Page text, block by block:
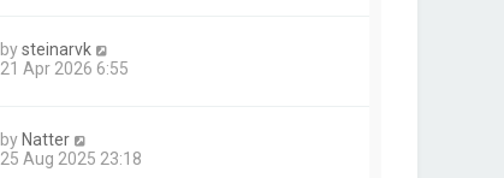
bysteinarvk
21 Apr 2026 6:55
by Natter
25 Aug 2025 23:18